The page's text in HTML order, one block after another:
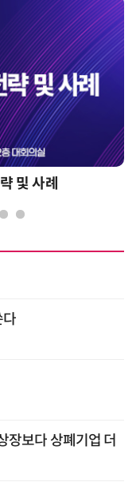
및 사례
다
보다 상폐기업 더